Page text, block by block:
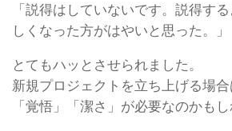
「説得はしていないです。説得す
しくなった方がはやいと思った。」
とてもハッとさせられました。
新規プロジェクトを立ち上げる場
「覚悟」「潔さ」が必要なのかもし